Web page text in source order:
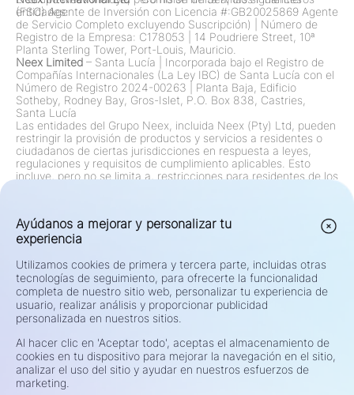
entidades:
(FSC) Agente de Inversión con Licencia #:GB20025869 Agente
de Servicio Completo excluyendo Suscripción)
Número de
Registro de la Empresa: C178053
14 Poudriere Street, 10ª
Planta Sterling Tower, Port-Louis, Mauricio.
Neex Limited – Santa Lucía
Incorporada bajo el Registro de
Compañías Internacionales (La Ley IBC) de Santa Lucía con el
Número de Registro 2024-00263
Planta Baja, Edificio
Sotheby, Rodney Bay, Gros-Islet, P.O. Box 838, Castries,
Santa Lucía
Las entidades del Grupo Neex, incluida Neex (Pty) Ltd, pueden
restringir la provisión de productos y servicios a residentes o
ciudadanos de ciertas jurisdicciones en respuesta a leyes,
regulaciones y requisitos de cumplimiento aplicables. Esto
incluye, pero no se limita a, restricciones para residentes de los
con los cambios regulatorios.
Advertencia de Riesgo:
conllevan un alto riesgo de pérdida rápida de capital. Operar
con tales instrumentos puede no ser adecuado para todos los
inversores. Su potencial de ganancias o pérdidas está
directamente relacionado con las fluctuaciones del precio del
mercado. Antes de operar, considere detenidamente sus
objetivos de inversión, nivel de experiencia, situación financiera
y tolerancia al riesgo. Si no está seguro sobre los riesgos o
términos de la negociación, busque asesoramiento
independiente de un asesor financiero calificado. No comercie
con fondos que no puede permitirse perder.
Ayúdanos a mejorar y personalizar tu
experiencia
Utilizamos cookies de primera y tercera parte, incluidas otras
tecnologías de seguimiento, para ofrecerte la funcionalidad
completa de nuestro sitio web, personalizar tu experiencia de
usuario, realizar análisis y proporcionar publicidad
personalizada en nuestros sitios.
Al hacer clic en 'Aceptar todo', aceptas el almacenamiento de
cookies en tu dispositivo para mejorar la navegación en el sitio,
analizar el uso del sitio y ayudar en nuestros esfuerzos de
marketing.